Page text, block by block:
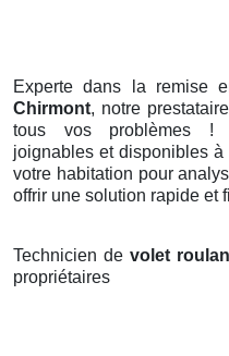
Experte dans la remise
Chirmont, notre
tous vos problèmes !
joignables et disponibles
votre habitation pour
offrir une solution rapide et
Technicien devolet
propriétaires